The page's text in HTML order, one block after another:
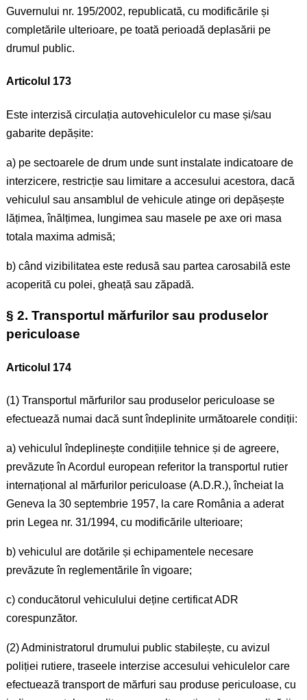
Guvernului nr. 195/2002, republicată, cu modificările și
completările ulterioare, pe toată perioadă deplasării pe
drumul public.
Articolul 173
Este interzisă circulația autovehiculelor cu mase și/sau
gabarite depășite:
a) pe sectoarele de drum unde sunt instalate indicatoare de
interzicere, restricție sau limitare a accesului acestora, dacă
vehiculul sau ansamblul de vehicule atinge ori depășește
lățimea, înălțimea, lungimea sau masele pe axe ori masa
totala maxima admisă;
b) când vizibilitatea este redusă sau partea carosabilă este
acoperită cu polei, gheață sau zăpadă.
§ 2. Transportul mărfurilor sau produselor
periculoase
Articolul 174
(1) Transportul mărfurilor sau produselor periculoase se
efectuează numai dacă sunt îndeplinite următoarele condiții:
a) vehiculul îndeplinește condițiile tehnice și de agreere,
prevăzute în Acordul european referitor la transportul rutier
internațional al mărfurilor periculoase (A.D.R.), încheiat la
Geneva la 30 septembrie 1957, la care România a aderat
prin Legea nr. 31/1994, cu modificările ulterioare;
b) vehiculul are dotările și echipamentele necesare
prevăzute în reglementările în vigoare;
c) conducătorul vehiculului deține certificat ADR
corespunzător.
(2) Administratorul drumului public stabilește, cu avizul
poliției rutiere, traseele interzise accesului vehiculelor care
efectuează transport de mărfuri sau produse periculoase, cu